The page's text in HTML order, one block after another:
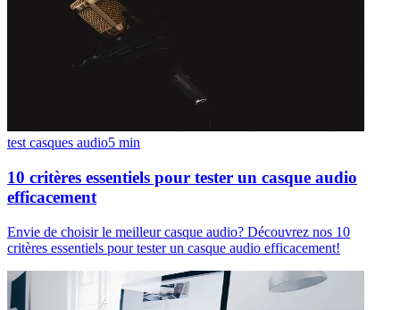
test casques audio5 min
10 critères essentiels pour tester un casque audio
efficacement
Envie de choisir le meilleur casque audio? Découvrez nos 10
critères essentiels pour tester un casque audio efficacement!